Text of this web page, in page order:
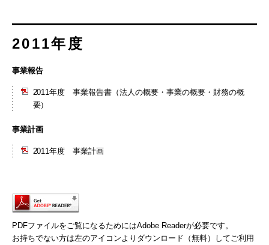
2011年度
事業報告
2011年度 事業報告書（法人の概要・事業の概要・財務の概
要）
事業計画
2011年度 事業計画
PDFファイルをご覧になるためにはAdobe Readerが必要です。
お持ちでない方は左のアイコンよりダウンロード（無料）してご利用